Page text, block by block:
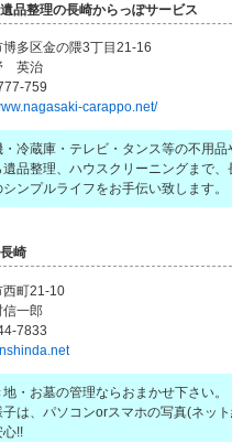
品整理の長崎からっぽサービス
多区金の隈3丁目21-16
英治
759
carappo.net/
冷蔵庫・テレビ・タンス等の不用品
品整理、ハウスクリーニングまで
ンプルライフをお手伝い致します。
崎
西町21-10
一郎
7833
・お墓の管理ならおまかせ下さい。
は、パソコンorスマホの写真(ネッ
心!!